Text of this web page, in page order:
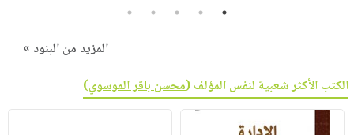
1
2
3
4
5
المزيد من البنود »
الكتب الأكثر شعبية لنفس المؤلف (محسن باقر الموسوي)